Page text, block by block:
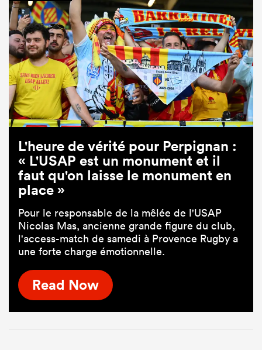
L'heure de vérité pour Perpignan :
« L'USAP est un monument et il
faut qu'on laisse le monument en
place »
Pour le responsable de la mêlée de l'USAP
Nicolas Mas, ancienne grande figure du club,
l'access-match de samedi à Provence Rugby a
une forte charge émotionnelle.
Read Now